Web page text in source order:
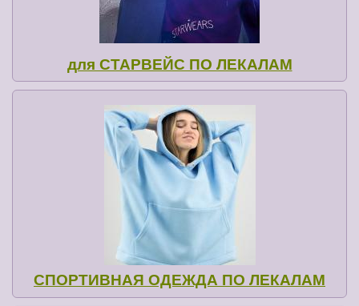
для СТАРВЕЙС ПО ЛЕКАЛАМ
СПОРТИВНАЯ ОДЕЖДА ПО ЛЕКАЛАМ